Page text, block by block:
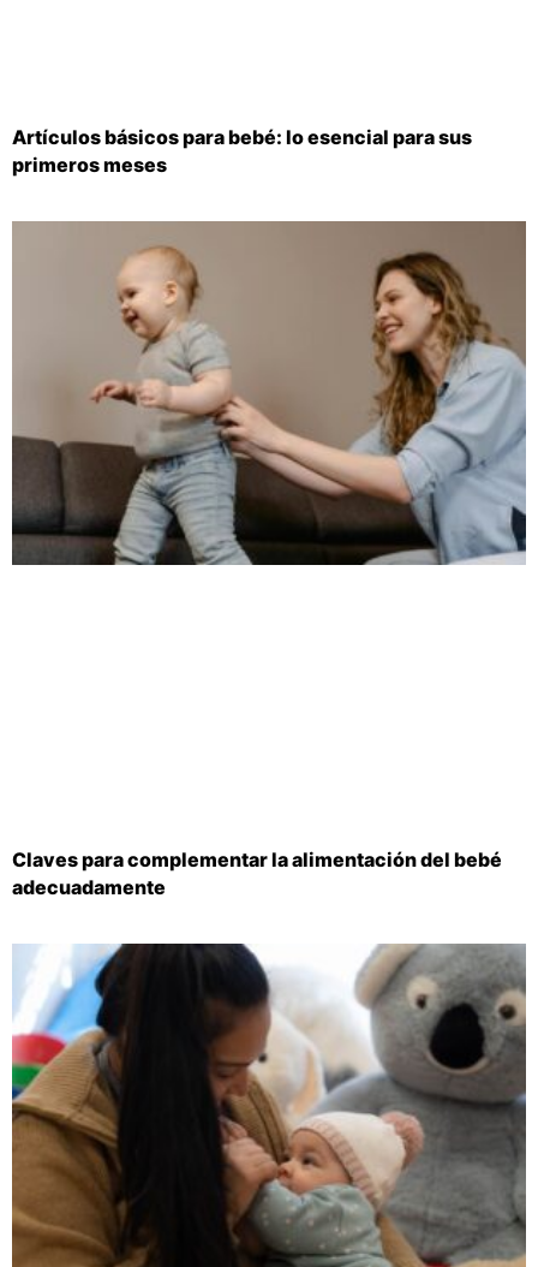
Artículos básicos para bebé: lo esencial para sus
primeros meses
Claves para complementar la alimentación del bebé
adecuadamente